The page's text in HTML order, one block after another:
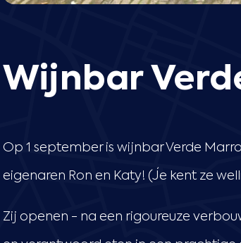
Wijnbar
Op 1 september is wijnbar Verde
eigenaren Ron en Katy! (Je kent ze
Zij openen - na een rigoureuze